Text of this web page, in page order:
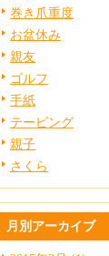
巻き爪重度
お盆休み
親友
ゴルフ
手紙
テーピング
親子
さくら
月別アーカイブ